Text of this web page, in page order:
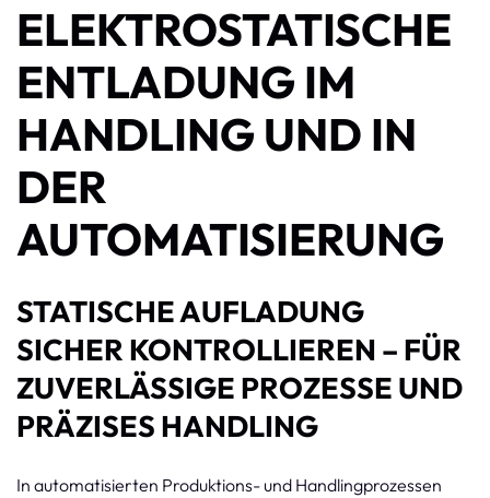
ELEKTROSTATISCHE
ENTLADUNG IM
HANDLING UND IN
DER
AUTOMATISIERUNG
STATISCHE AUFLADUNG
SICHER KONTROLLIEREN – FÜR
ZUVERLÄSSIGE PROZESSE UND
PRÄZISES HANDLING
In automatisierten Produktions- und Handlingprozessen